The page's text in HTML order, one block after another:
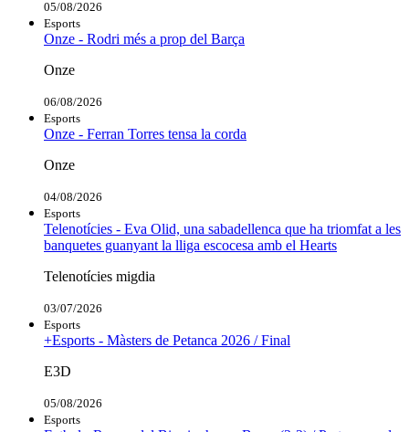
05/08/2026
Esports
Onze - Rodri més a prop del Barça
Onze
06/08/2026
Esports
Onze - Ferran Torres tensa la corda
Onze
04/08/2026
Esports
Telenotícies - Eva Olid, una sabadellenca que ha triomfat a les
banquetes guanyant la lliga escocesa amb el Hearts
Telenotícies migdia
03/07/2026
Esports
+Esports - Màsters de Petanca 2026 / Final
E3D
05/08/2026
Esports